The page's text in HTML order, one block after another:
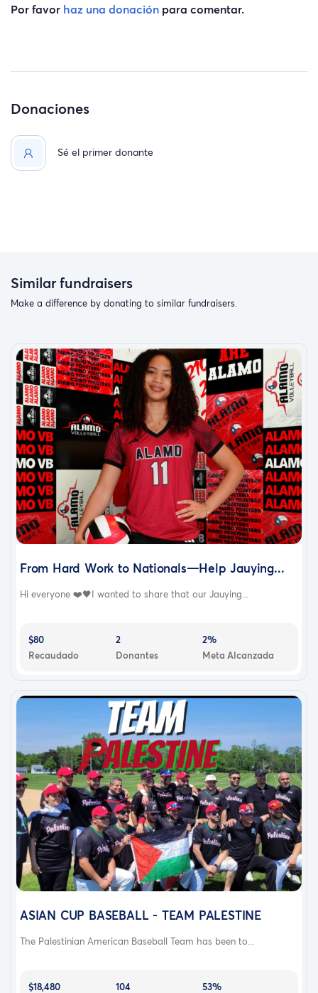
Por favor haz una donación para comentar.
Donaciones
Sé el primer donante
Similar fundraisers
Make a difference by donating to similar fundraisers.
From Hard Work to Nationals—Help Jauying...
Hi everyone ❤️🖤I wanted to share that our Jauying...
$80
Recaudado
2
Donantes
2%
Meta Alcanzada
ASIAN CUP BASEBALL - TEAM PALESTINE
The Palestinian American Baseball Team has been to...
$18,480 104 53%